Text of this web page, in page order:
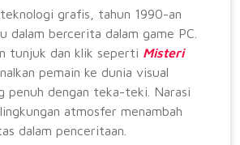
grafis, tahun 1990-an
dalam bercerita dalam game PC.
tunjuk dan klik seperti Misteri
pemain ke dunia visual
penuh dengan teka-teki. Narasi
atmosfer menambah
dalam penceritaan.